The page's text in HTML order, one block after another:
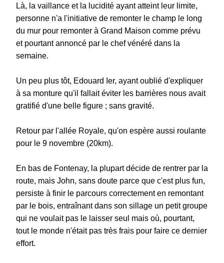
Là, la vaillance et la lucidité ayant atteint leur limite,
personne n'a l'initiative de remonter le champ le long
du mur pour remonter à Grand Maison comme prévu
et pourtant annoncé par le chef vénéré dans la
semaine.
Un peu plus tôt, Edouard Ier, ayant oublié d'expliquer
à sa monture qu'il fallait éviter les barrières nous avait
gratifié d'une belle figure ; sans gravité.
Retour par l'allée Royale, qu'on espère aussi roulante
pour le 9 novembre (20km).
En bas de Fontenay, la plupart décide de rentrer par la
route, mais John, sans doute parce que c'est plus fun,
persiste à finir le parcours correctement en remontant
par le bois, entraînant dans son sillage un petit groupe
qui ne voulait pas le laisser seul mais où, pourtant,
tout le monde n'était pas très frais pour faire ce dernier
effort.